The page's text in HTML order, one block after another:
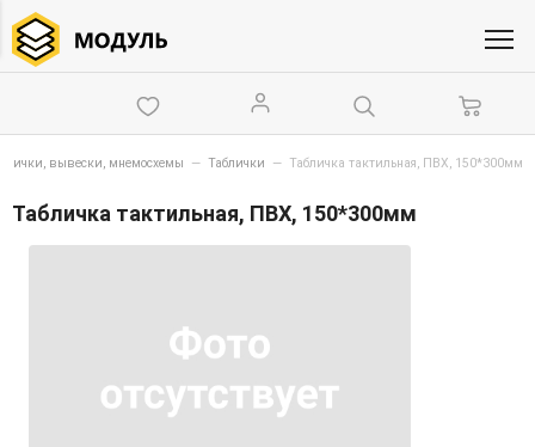
вывески, мнемосхемы — Таблички — Табличка тактильная, ПВХ, 150*300мм
Табличка тактильная, ПВХ, 150*300мм